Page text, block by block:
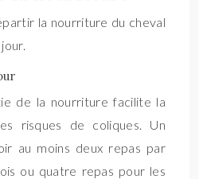
la nourriture du cheval
de la nourriture facilite la
risques de coliques. Un
au moins deux repas par
ou quatre repas pour les